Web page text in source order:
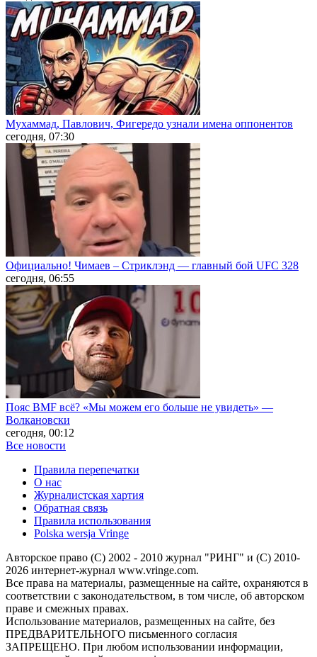
Мухаммад, Павлович, Фигередо узнали имена оппонентов
сегодня, 07:30
Официально! Чимаев – Стриклэнд — главный бой UFC 328
сегодня, 06:55
Пояс BМF всё? «Мы можем его больше не увидеть» —
Волкановски
сегодня, 00:12
Все новости
Правила перепечатки
О нас
Журналистская хартия
Обратная связь
Правила использования
Polska wersja Vringe
Авторское право (С) 2002 - 2010 журнал "РИНГ" и (С) 2010-
2026 интернет-журнал www.vringe.com.
Все права на материалы, размещенные на сайте, охраняются в
соответствии с законодательством, в том числе, об авторском
праве и смежных правах.
Использование материалов, размещенных на сайте, без
ПРЕДВАРИТЕЛЬНОГО письменного согласия
ЗАПРЕЩЕНО. При любом использовании информации,